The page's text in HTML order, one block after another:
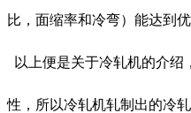
比，面缩率和冷弯）能达到优
以上便是关于冷轧机的介绍
性，所以冷轧机轧制出的冷